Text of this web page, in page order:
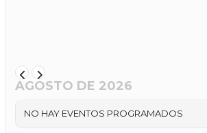
AGOSTO DE 2026
NO HAY EVENTOS PROGRAMADOS